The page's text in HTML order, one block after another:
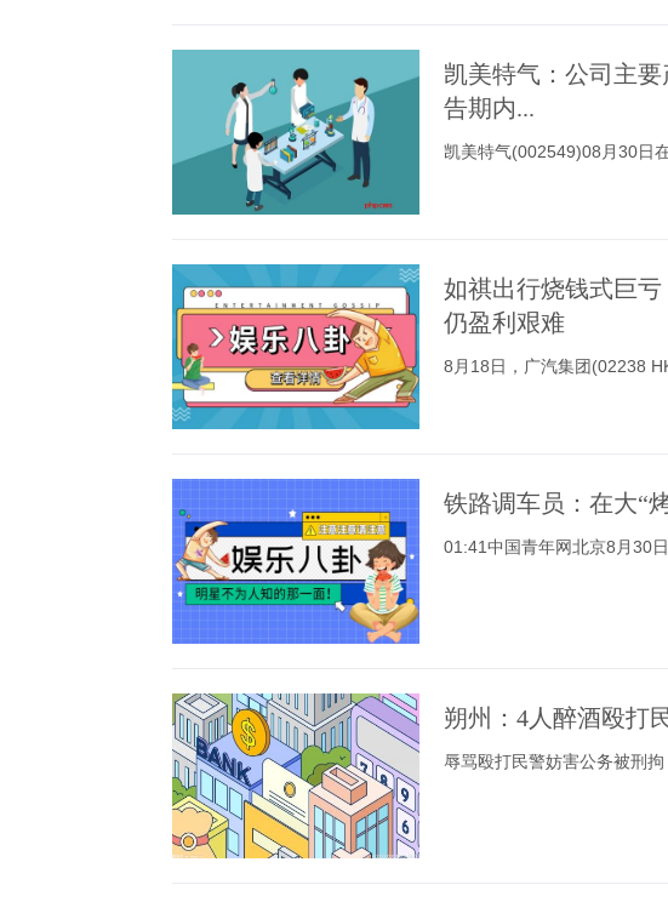
凯美特气：公司主
告期内...
凯美特气(002549)08月30日
如祺出行烧钱式巨
仍盈利艰难
8月18日，广汽集团(02238
铁路调车员：在大“
01:41中国青年网北京8月30
朔州：4人醉酒殴打
辱骂殴打民警妨害公务被刑